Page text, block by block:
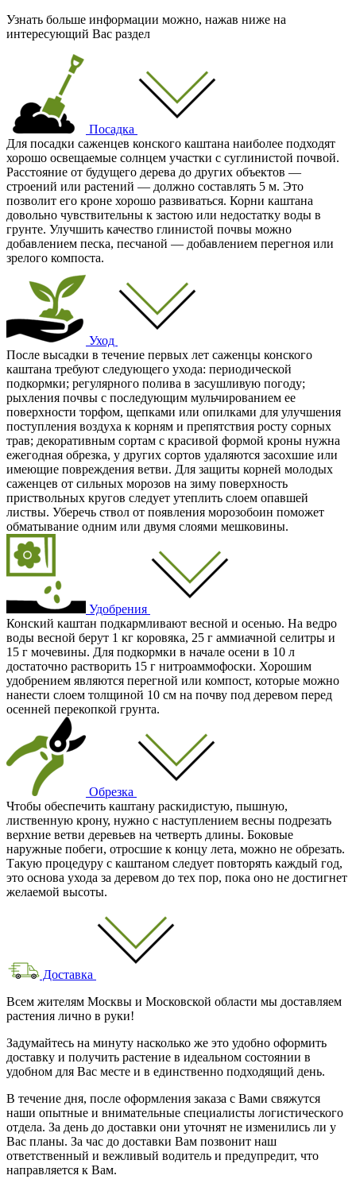
Узнать больше информации можно, нажав ниже на
интересующий Вас раздел
Посадка
Для посадки саженцев конского каштана наиболее подходят
хорошо освещаемые солнцем участки с суглинистой почвой.
Расстояние от будущего дерева до других объектов —
строений или растений — должно составлять 5 м. Это
позволит его кроне хорошо развиваться. Корни каштана
довольно чувствительны к застою или недостатку воды в
грунте. Улучшить качество глинистой почвы можно
добавлением песка, песчаной — добавлением перегноя или
зрелого компоста.
Уход
После высадки в течение первых лет саженцы конского
каштана требуют следующего ухода: периодической
подкормки; регулярного полива в засушливую погоду;
рыхления почвы с последующим мульчированием ее
поверхности торфом, щепками или опилками для улучшения
поступления воздуха к корням и препятствия росту сорных
трав; декоративным сортам с красивой формой кроны нужна
ежегодная обрезка, у других сортов удаляются засохшие или
имеющие повреждения ветви. Для защиты корней молодых
саженцев от сильных морозов на зиму поверхность
приствольных кругов следует утеплить слоем опавшей
листвы. Уберечь ствол от появления морозобоин поможет
обматывание одним или двумя слоями мешковины.
Удобрения
Конский каштан подкармливают весной и осенью. На ведро
воды весной берут 1 кг коровяка, 25 г аммиачной селитры и
15 г мочевины. Для подкормки в начале осени в 10 л
достаточно растворить 15 г нитроаммофоски. Хорошим
удобрением являются перегной или компост, которые можно
нанести слоем толщиной 10 см на почву под деревом перед
осенней перекопкой грунта.
Обрезка
Чтобы обеспечить каштану раскидистую, пышную,
лиственную крону, нужно с наступлением весны подрезать
верхние ветви деревьев на четверть длины. Боковые
наружные побеги, отросшие к концу лета, можно не обрезать.
Такую процедуру с каштаном следует повторять каждый год,
это основа ухода за деревом до тех пор, пока оно не достигнет
желаемой высоты.
Доставка
Всем жителям Москвы и Московской области мы доставляем
растения лично в руки!
Задумайтесь на минуту насколько же это удобно оформить
доставку и получить растение в идеальном состоянии в
удобном для Вас месте и в единственно подходящий день.
В течение дня, после оформления заказа с Вами свяжутся
наши опытные и внимательные специалисты логистического
отдела. За день до доставки они уточнят не изменились ли у
Вас планы. За час до доставки Вам позвонит наш
ответственный и вежливый водитель и предупредит, что
направляется к Вам.